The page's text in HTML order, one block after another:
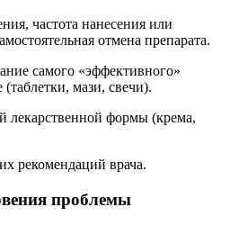
частота нанесения или
отмена препарата.
самого «эффективного»
мази, свечи).
лекарственной формы (крема,
рекомендаций врача.
проблемы